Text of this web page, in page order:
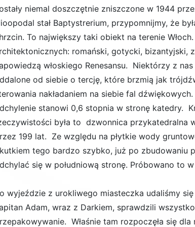
niemal doszczętnie zniszczone w 1944
stał Baptystrerium, przypomnijmy, że
To największy taki obiekt na terenie
romański, gotycki, bizantyjski,
włoskiego Renesansu. Niektórzy z
od siebie o tercję, które brzmią jak
nakładaniem na siebie fal
stanowi 0,6 stopnia w stronę katedry.
była to dzwonnica przykatedralna
199 lat. Ze względu na płytkie wody
tego bardzo szybko, już po zbudowaniu
się w południową stronę. Próbowano to
wyjeździe z urokliwego miasteczka udaliśmy
Adam, wraz z Darkiem, sprawdzili
Właśnie tam rozpoczęła się